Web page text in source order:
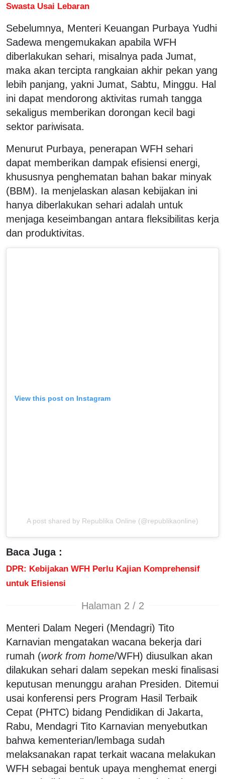
Swasta Usai Lebaran
Sebelumnya, Menteri Keuangan Purbaya Yudhi
Sadewa mengemukakan apabila WFH
diberlakukan sehari, misalnya pada Jumat,
maka akan tercipta rangkaian akhir pekan yang
lebih panjang, yakni Jumat, Sabtu, Minggu. Hal
ini dapat mendorong aktivitas rumah tangga
sekaligus memberikan dorongan kecil bagi
sektor pariwisata.
Menurut Purbaya, penerapan WFH sehari
dapat memberikan dampak efisiensi energi,
khususnya penghematan bahan bakar minyak
(BBM). Ia menjelaskan alasan kebijakan ini
hanya diberlakukan sehari adalah untuk
menjaga keseimbangan antara fleksibilitas kerja
dan produktivitas.
View this post on Instagram
A post shared by Republika Online (@republikaonline)
Baca Juga :
DPR: Kebijakan WFH Perlu Kajian Komprehensif
untuk Efisiensi
Halaman 2 / 2
Menteri Dalam Negeri (Mendagri) Tito
Karnavian mengatakan wacana bekerja dari
rumah (work from home/WFH) diusulkan akan
dilakukan sehari dalam sepekan meski finalisasi
keputusan menunggu arahan Presiden. Ditemui
usai konferensi pers Program Hasil Terbaik
Cepat (PHTC) bidang Pendidikan di Jakarta,
Rabu, Mendagri Tito Karnavian menyebutkan
bahwa kementerian/lembaga sudah
melaksanakan rapat terkait wacana melakukan
WFH sebagai bentuk upaya menghemat energi